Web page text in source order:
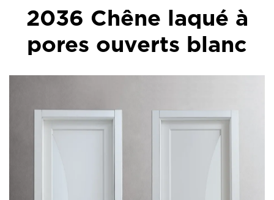
2036 Chêne laqué à
pores ouverts blanc